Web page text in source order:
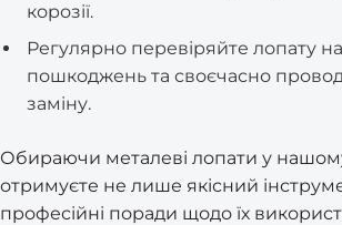
корозії.
Регулярно перевіряйте лопату
пошкоджень та своєчасно
заміну.
Обираючи металеві лопати у
отримуєте не лише якісний
професійні поради щодо їх